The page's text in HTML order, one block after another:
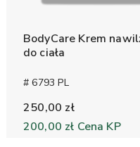
BodyCare Krem
do ciała
# 6793 PL
250,00 zł
200,00 zł Cena KP